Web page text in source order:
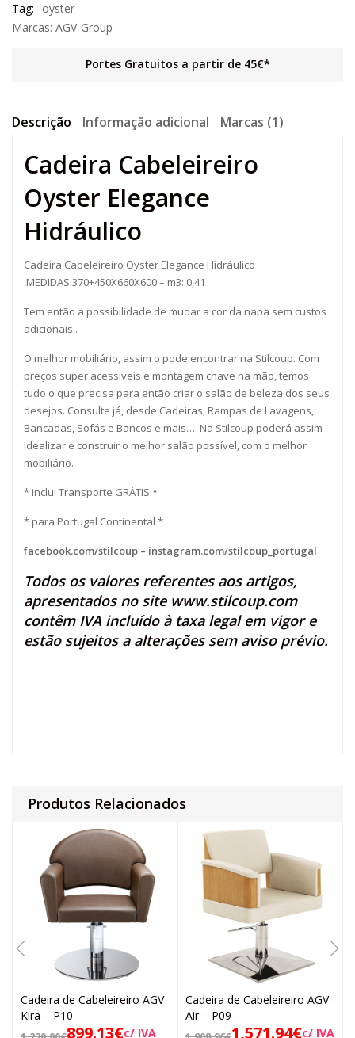
Tag:
oyster
Marcas: AGV-Group
Portes Gratuitos a partir de 45€*
Descrição Informação adicional Marcas (1)
Cadeira Cabeleireiro
Oyster Elegance
Hidráulico
Cadeira Cabeleireiro Oyster Elegance Hidráulico
:MEDIDAS:370+450X660X600 – m3: 0,41
Tem então a possibilidade de mudar a cor da napa sem custos
adicionais .
O melhor mobiliário, assim o pode encontrar na Stilcoup. Com
preços super acessíveis e montagem chave na mão, temos
tudo o que precisa para então criar o salão de beleza dos seus
desejos. Consulte já, desde Cadeiras, Rampas de Lavagens,
Bancadas, Sofás e Bancos e mais… Na Stilcoup poderá assim
idealizar e construir o melhor salão possível, com o melhor
mobiliário.
* inclui Transporte GRÁTIS *
* para Portugal Continental *
facebook.com/stilcoup – instagram.com/stilcoup_portugal
Todos os valores referentes aos artigos,
apresentados no site www.stilcoup.com
contêm IVA incluído à taxa legal em vigor e
estão sujeitos a alterações sem aviso prévio.
Produtos Relacionados
Cadeira de Cabeleireiro AGV
Kira – P10
899.13€c/ IVA
Cadeira de Cabeleireiro AGV
Air – P09
1,571.94€c/ IVA